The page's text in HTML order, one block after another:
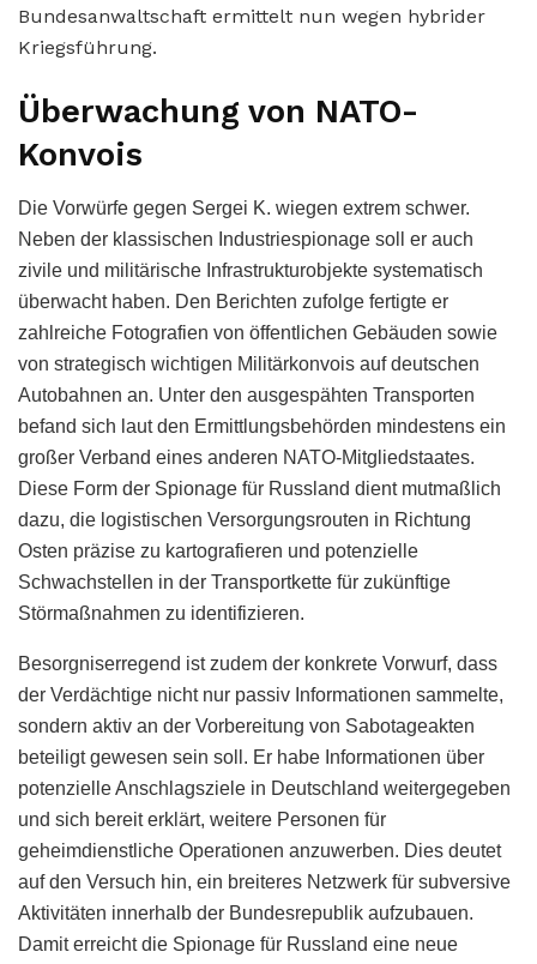
Bundesanwaltschaft ermittelt nun wegen hybrider
Kriegsführung.
Überwachung von NATO-
Konvois
Die Vorwürfe gegen Sergei K. wiegen extrem schwer.
Neben der klassischen Industriespionage soll er auch
zivile und militärische Infrastrukturobjekte systematisch
überwacht haben. Den Berichten zufolge fertigte er
zahlreiche Fotografien von öffentlichen Gebäuden sowie
von strategisch wichtigen Militärkonvois auf deutschen
Autobahnen an. Unter den ausgespähten Transporten
befand sich laut den Ermittlungsbehörden mindestens ein
großer Verband eines anderen NATO-Mitgliedstaates.
Diese Form der Spionage für Russland dient mutmaßlich
dazu, die logistischen Versorgungsrouten in Richtung
Osten präzise zu kartografieren und potenzielle
Schwachstellen in der Transportkette für zukünftige
Störmaßnahmen zu identifizieren.
Besorgniserregend ist zudem der konkrete Vorwurf, dass
der Verdächtige nicht nur passiv Informationen sammelte,
sondern aktiv an der Vorbereitung von Sabotageakten
beteiligt gewesen sein soll. Er habe Informationen über
potenzielle Anschlagsziele in Deutschland weitergegeben
und sich bereit erklärt, weitere Personen für
geheimdienstliche Operationen anzuwerben. Dies deutet
auf den Versuch hin, ein breiteres Netzwerk für subversive
Aktivitäten innerhalb der Bundesrepublik aufzubauen.
Damit erreicht die Spionage für Russland eine neue